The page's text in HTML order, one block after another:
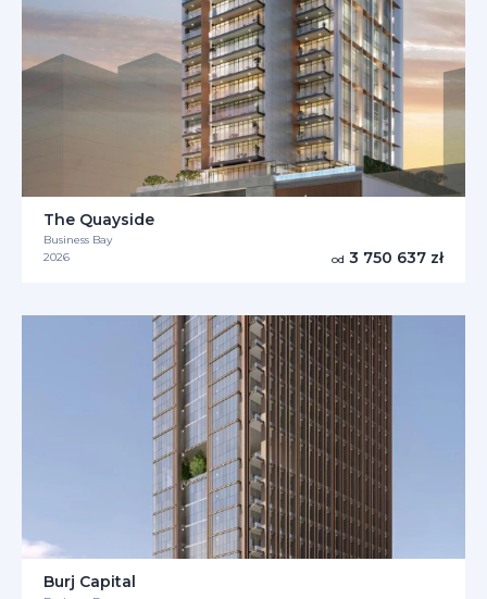
The Quayside
Business Bay
2026
od 3 750 637 zł
Burj Capital